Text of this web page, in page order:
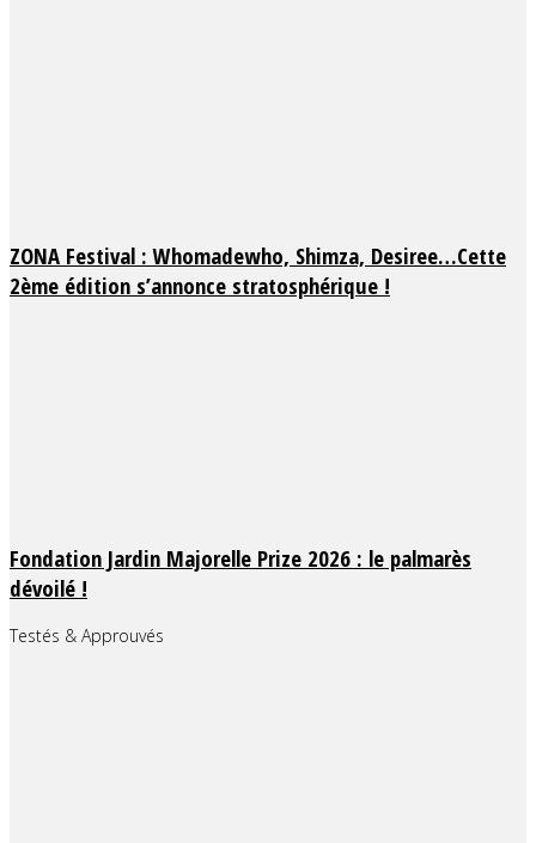
ZONA Festival : Whomadewho, Shimza, Desiree…Cette
2ème édition s’annonce stratosphérique !
Fondation Jardin Majorelle Prize 2026 : le palmarès
dévoilé !
Testés & Approuvés